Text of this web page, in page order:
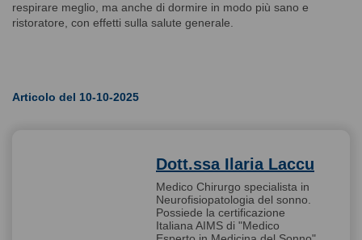
respirare meglio, ma anche di dormire in modo più sano e
ristoratore, con effetti sulla salute generale.
Articolo del 10-10-2025
Dott.ssa Ilaria Laccu
Medico Chirurgo specialista in
Neurofisiopatologia del sonno.
Possiede la certificazione
Italiana AIMS di "Medico